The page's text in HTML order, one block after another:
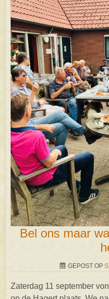
Bel ons maar
GEPOST OP
Zaterdag 11 september